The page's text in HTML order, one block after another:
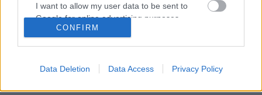
I want to allow my user data to be sent to
Google for online advertising purposes.
related to analytics like cookies on web or
CONFIRM
Data Deletion Data Access Privacy Policy
tőzeglápot
2009. december 10.
A nemrégiben szélesebb nyilvánosság elé került
Dunakeszi tőzegláp kálváriája jellemző és
kiábrándító látleletet ad a hazai természetvédelmi